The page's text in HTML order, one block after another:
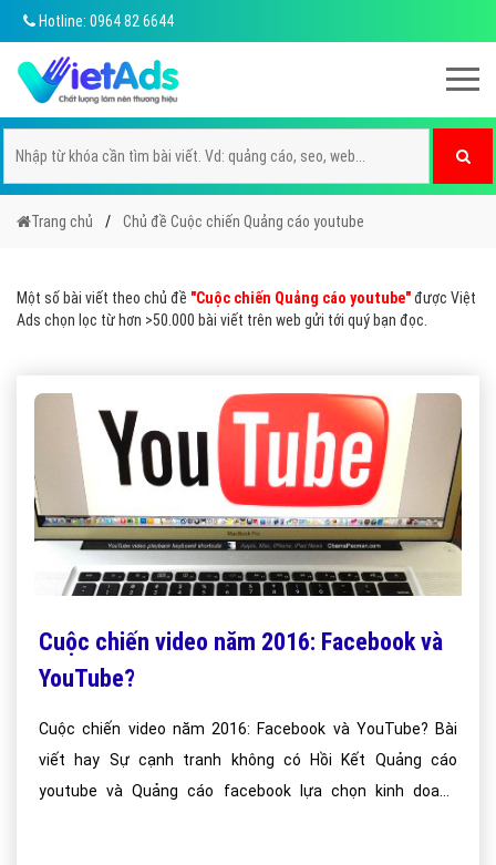
Hotline: 0964 82 6644
Trang chủ Chủ đề Cuộc chiến Quảng cáo youtube
Một số bài viết theo chủ đề "Cuộc chiến Quảng cáo youtube"được Việt
Ads chọn lọc từ hơn >50.000 bài viết trên web gửi tới quý bạn đọc.
Cuộc chiến video năm 2016: Facebook và
YouTube?
Cuộc chiến video năm 2016: Facebook và YouTube? Bài
viết hay Sự cạnh tranh không có Hồi Kết Quảng cáo
youtube và Quảng cáo facebook lựa chọn kinh doanh